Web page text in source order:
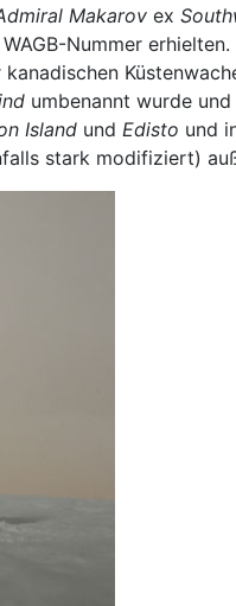
Makarov ex
Nummer
umbenannt wurde
Island und Edisto und
stark modifiziert)